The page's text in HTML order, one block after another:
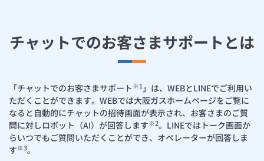
「大阪ガスの都市ガス」への切り替えについて
「大阪ガスの電気」が選ばれる理由
電気料金メニュー
お手続きから使用開始までの流れ
まとめプラン紹介
ガスと電気の使用中止の申込
料金プラン
通信速度測定
機器
ガスコンロ
ガス炊飯器
バス・洗面
ガス給湯器
リビング・空調
故障診断
エラーコード診断
定額サービス
らく得リース
くらしのサービストップ
リフォーム・リノベーショントップ
住ミカタ・リフォーム
安心・安全
住ミカタ・サービス
便利・おトク
お手続き・サポート
お手続き一覧
お客さまサポート
お問い合わせ
ショールーム Daigasコラム
総合TOP 業務用・産業用のお客さま 企業情報
チャットでのお客さまサポートとは
「チャットでのお客さまサポート ※1 」は、WEBとLINEでご利用い
ただくことができます。WEBでは大阪ガスホームページをご覧に
なると自動的にチャットの招待画面が表示され、お客さまのご質
問に対しロボット（AI）が回答します※2。LINEではトーク画面か
らいつでもご質問いただくことができ、オペレーターが回答しま
す※3。